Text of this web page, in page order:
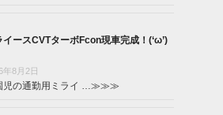
イースCVTターボFcon現車完成！(‘ω’)
年8月2日
児の通勤用ミライ …≫≫≫